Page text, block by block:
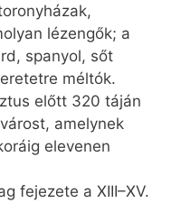
lézengők; a
spanyol, sőt
méltók.
előtt 320 táján
amelynek
elevenen
fejezete a XIII–XV.